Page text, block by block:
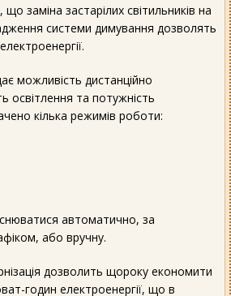
заміна застарілих світильників на
системи димування дозволять
можливість дистанційно
освітлення та потужність
кілька режимів роботи:
автоматично, за
або вручну.
дозволить щороку економити
годин електроенергії, що в